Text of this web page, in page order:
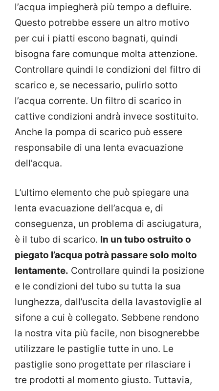
l’acqua impiegherà più tempo a defluire.
Questo potrebbe essere un altro motivo
per cui i piatti escono bagnati, quindi
bisogna fare comunque molta attenzione.
Controllare quindi le condizioni del filtro di
scarico e, se necessario, pulirlo sotto
l’acqua corrente. Un filtro di scarico in
cattive condizioni andrà invece sostituito.
Anche la pompa di scarico può essere
responsabile di una lenta evacuazione
dell’acqua.
L’ultimo elemento che può spiegare una
lenta evacuazione dell’acqua e, di
conseguenza, un problema di asciugatura,
è il tubo di scarico. In un tubo ostruito o
piegato l’acqua potrà passare solo molto
lentamente. Controllare quindi la posizione
e le condizioni del tubo su tutta la sua
lunghezza, dall’uscita della lavastoviglie al
sifone a cui è collegato. Sebbene rendono
la nostra vita più facile, non bisognerebbe
utilizzare le pastiglie tutte in uno. Le
pastiglie sono progettate per rilasciare i
tre prodotti al momento giusto. Tuttavia,